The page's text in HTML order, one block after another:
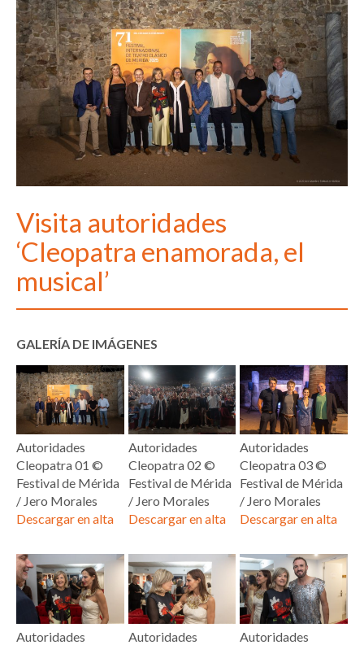
Visita autoridades
‘Cleopatra enamorada, el
musical’
GALERÍA DE IMÁGENES
Autoridades
Cleopatra 01 ©
Festival de Mérida
/ Jero Morales
Descargar en alta
Autoridades
Cleopatra 02 ©
Festival de Mérida
/ Jero Morales
Descargar en alta
Autoridades
Cleopatra 03 ©
Festival de Mérida
/ Jero Morales
Descargar en alta
Autoridades
Autoridades
Autoridades